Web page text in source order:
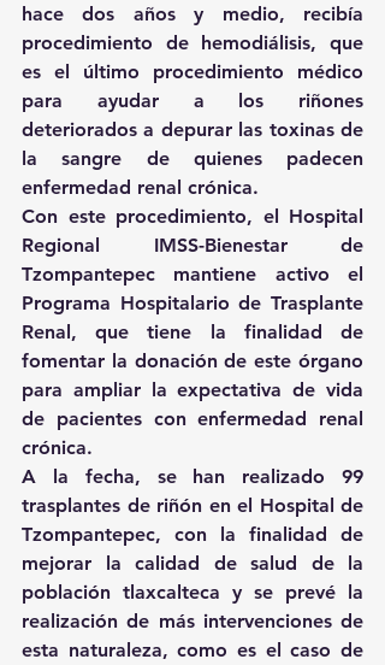
hace dos años y medio, recibía
procedimiento de hemodiálisis, que
es el último procedimiento médico
para ayudar a los riñones
deteriorados a depurar las toxinas de
la sangre de quienes padecen
enfermedad renal crónica.
Con este procedimiento, el Hospital
Regional IMSS-Bienestar de
Tzompantepec mantiene activo el
Programa Hospitalario de Trasplante
Renal, que tiene la finalidad de
fomentar la donación de este órgano
para ampliar la expectativa de vida
de pacientes con enfermedad renal
crónica.
A la fecha, se han realizado 99
trasplantes de riñón en el Hospital de
Tzompantepec, con la finalidad de
mejorar la calidad de salud de la
población tlaxcalteca y se prevé la
realización de más intervenciones de
esta naturaleza, como es el caso de